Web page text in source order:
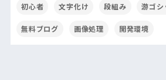
初心者 文字化け 段組み 游ゴシ
無料ブログ 画像処理 開発環境